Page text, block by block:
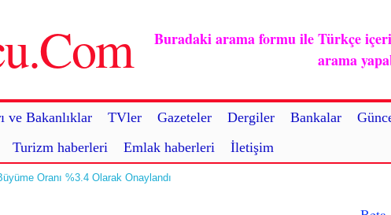
ve Bakanlıklar TVler Gazeteler Dergiler Bankalar
Turizm haberleri Emlak haberleri İletişim
Buradaki arama formu ile Türkçe
arama
Oranı %3.4 Olarak Onaylandı